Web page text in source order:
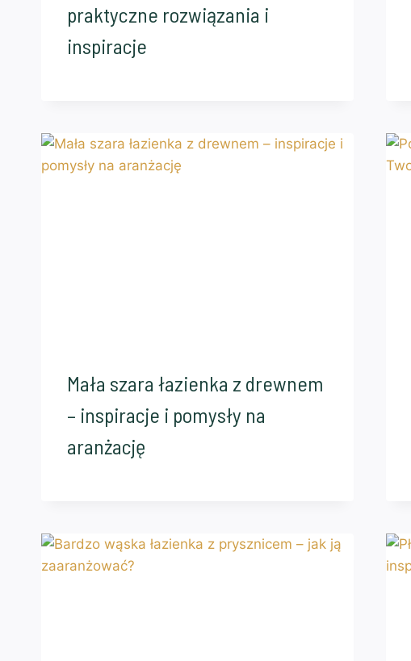
praktyczne rozwiązania i
inspiracje
Mała szara łazienka z drewnem
– inspiracje i pomysły na
aranżację